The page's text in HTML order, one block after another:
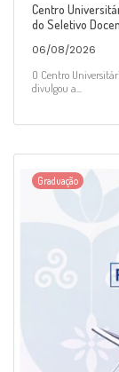
Centro
do Seletivo
06/08/2026
O Centro
divulgou a...
Graduação